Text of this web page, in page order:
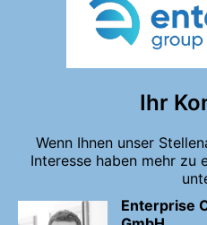
Ihr
Wenn Ihnen unser
Interesse haben mehr zu
Enterprise